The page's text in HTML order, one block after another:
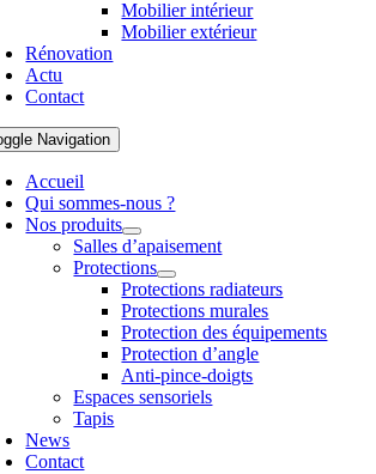
Mobilier intérieur
Mobilier extérieur
Rénovation
Actu
Contact
Navigation
Accueil
Qui sommes-nous ?
Nos produits
Salles d’apaisement
Protections
Protections radiateurs
Protections murales
Protection des équipements
Protection d’angle
Anti-pince-doigts
Espaces sensoriels
Tapis
News
Contact